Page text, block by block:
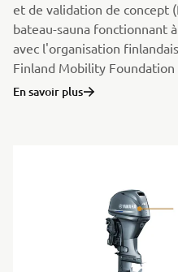
et de validation de concept
bateau-sauna fonctionnant
avec l'organisation
Finland Mobility Foundation
En savoir plus